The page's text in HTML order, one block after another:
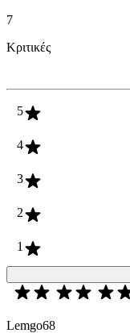
7
Κριτικές
5
4
3
2
1
Lemgo68